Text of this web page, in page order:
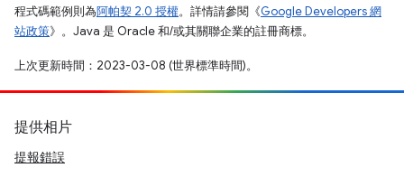
程式碼範例則為阿帕契 2.0 授權。詳情請參閱《Google Developers 網
站政策》。Java 是 Oracle 和/或其關聯企業的註冊商標。
上次更新時間：2023-03-08 (世界標準時間)。
提供相片
提報錯誤